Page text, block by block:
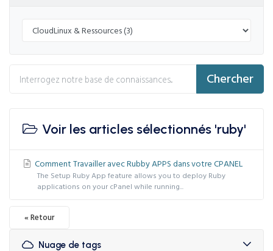
Chercher
Voir les articles sélectionnés 'ruby'
Comment Travailler avec Rubby APPS dans votre CPANEL
The Setup Ruby App feature allows you to deploy Ruby
applications on your cPanel while running...
« Retour
Nuage de tags